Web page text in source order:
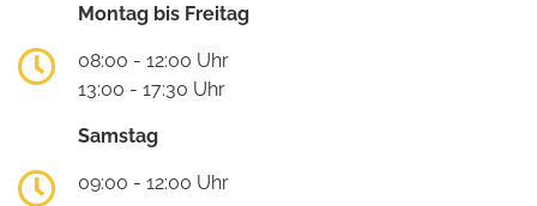
Montag bis Freitag
08:00 - 12:00 Uhr
13:00 - 17:30 Uhr
Samstag
09:00 - 12:00 Uhr